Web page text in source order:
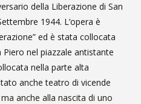
della Liberazione di San
1944. L’opera è
ed è stata collocata
Piero nel piazzale antistante
nella parte alta
anche teatro di vicende
anche alla nascita di uno